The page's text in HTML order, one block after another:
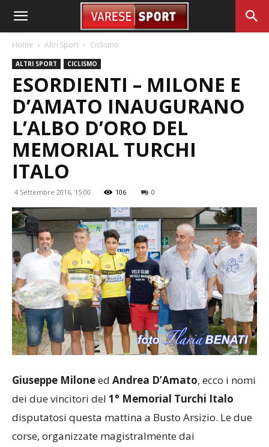
Home Altri Sport Ciclismo
ALTRI SPORT CICLISMO
ESORDIENTI – MILONE E
D’AMATO INAUGURANO
L’ALBO D’ORO DEL
MEMORIAL TURCHI
ITALO
4 Settembre 2016, 15:00 106 0
Giuseppe Miloneed Andrea D’Amato, ecco i nomi
dei due vincitori del 1° Memorial Turchi Italo
disputatosi questa mattina a Busto Arsizio. Le due
corse, organizzate magistralmente dai